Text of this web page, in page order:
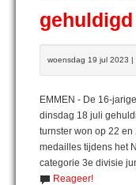
gehuldigd
woensdag 19 jul 2023 |
EMMEN - De 16-
dinsdag 18 juli
turnster won op 22
medailles tijdens het
categorie 3e divisie
Reageer!